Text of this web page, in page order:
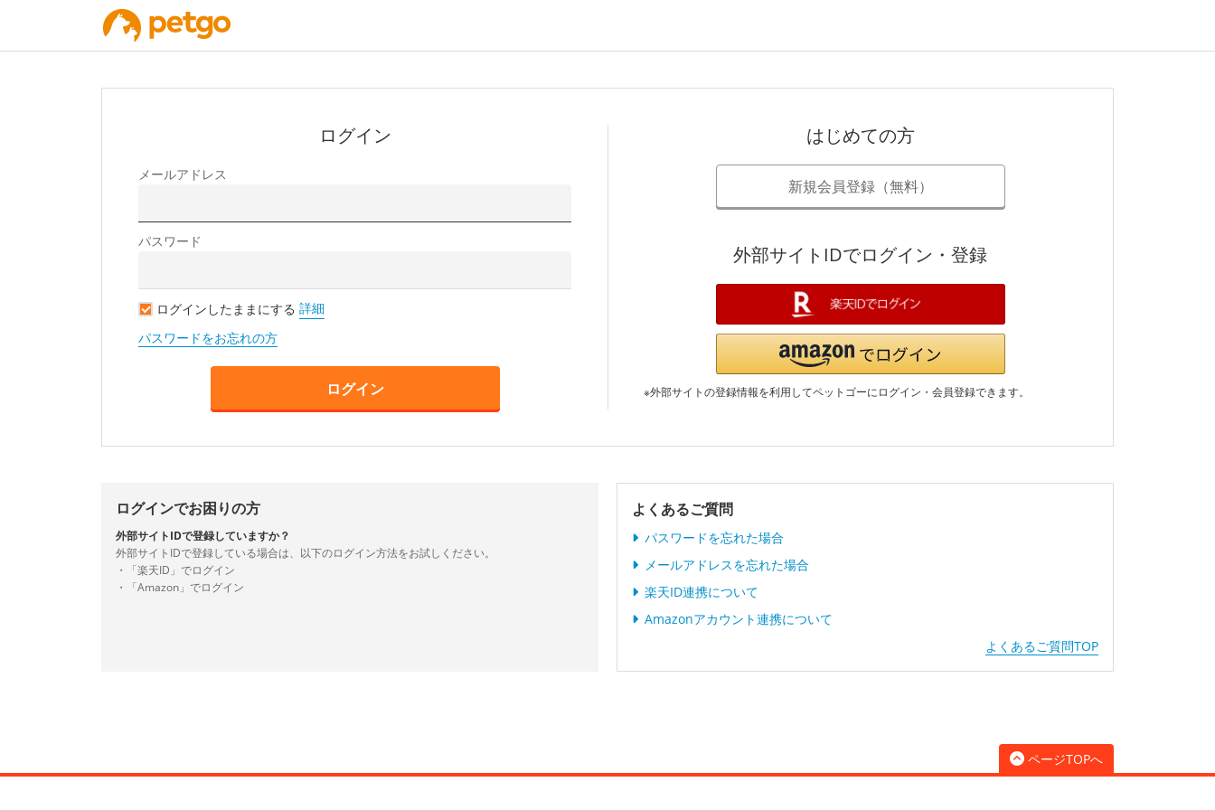
ログイン
メールアドレス
パスワード
ログインしたままにする 詳細
パスワードをお忘れの方
ログイン
はじめての方
新規会員登録（無料）
外部サイトIDでログイン・登録
※外部サイトの登録情報を利用してペットゴーにログイン・会員登録できます。
ログインでお困りの方
外部サイトIDで登録していますか？
外部サイトIDで登録している場合は、以下のログイン方法をお試しください。
・「楽天ID」でログイン
・「Amazon」でログイン
よくあるご質問
パスワードを忘れた場合
メールアドレスを忘れた場合
楽天ID連携について
Amazonアカウント連携について
よくあるご質問TOP
ページTOPへ